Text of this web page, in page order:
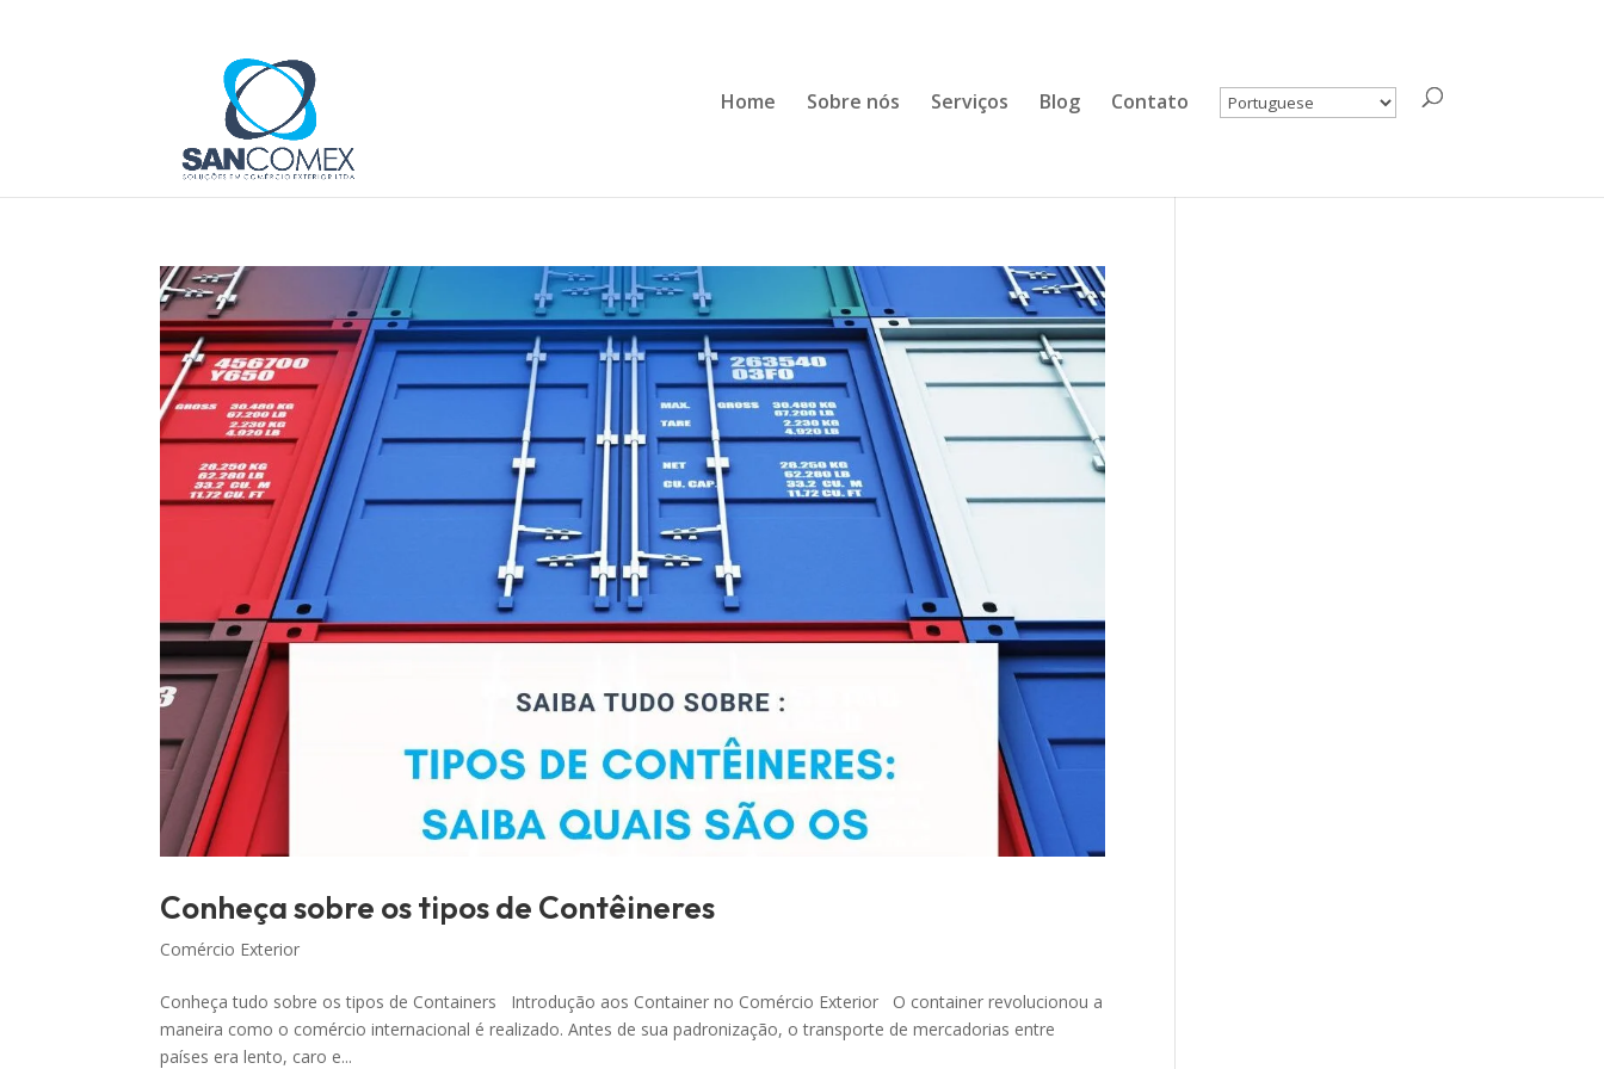
Home Sobre nós Serviços Blog Contato
Conheça sobre os tipos de Contêineres
Comércio Exterior
Conheça tudo sobre os tipos de Containers Introdução aos Container no Comércio Exterior O container revolucionou a
maneira como o comércio internacional é realizado. Antes de sua padronização, o transporte de mercadorias entre
países era lento, caro e...